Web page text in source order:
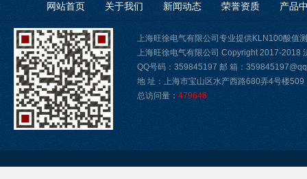
网站首页 关于我们 新闻动态 荣誉资质 产品
上海旺徐电气有限公司专业提供KLN100酸值
上海旺徐电气有限公司 Copyright 2017-2018
QQ号码：359845197 邮 箱：
地 址：上海市宝山区水产西路680弄4号楼509
总访问量： 479646